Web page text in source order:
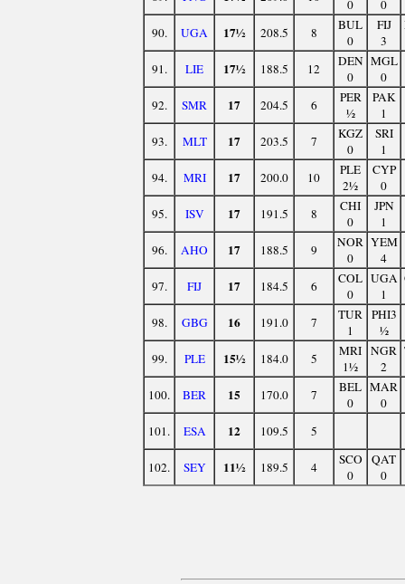
0
0
90.
UGA 17½ 208.5 8
BUL
0
FIJ
3
91. LIE 17½ 188.5 12
DEN
0
MGL
0
92.
SMR 17 204.5 6
PER
½
PAK
1
93.
MLT 17 203.5 7
KGZ
0
SRI
1
94.
MRI 17 200.0 10
PLE
2½
CYP
0
95. ISV 17 191.5 8
CHI
0
JPN
1
96.
AHO 17 188.5 9
NOR
0
YEM
4
97.
FIJ 17 184.5 6
COL
0
UGA
1
98. GBG 16 191.0 7
TUR
1
PHI3
½
99.
PLE 15½ 184.0 5
MRI
1½
NGR
2
100. BER 15 170.0 7
BEL
0
MAR
0
101.
ESA 12 109.5 5
102. SEY 11½ 189.5 4
SCO
0
QAT
0